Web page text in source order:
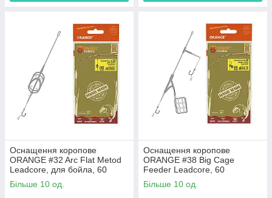
Оснащення коропове
ORANGE #32 Arc Flat Metod
Leadcore, для бойла, 60
гр.,MF3260
Більше 10 од.
Оснащення коропове
ORANGE #38 Big Cage
Feeder Leadcore, 60
гр.,MF3860
Більше 10 од.